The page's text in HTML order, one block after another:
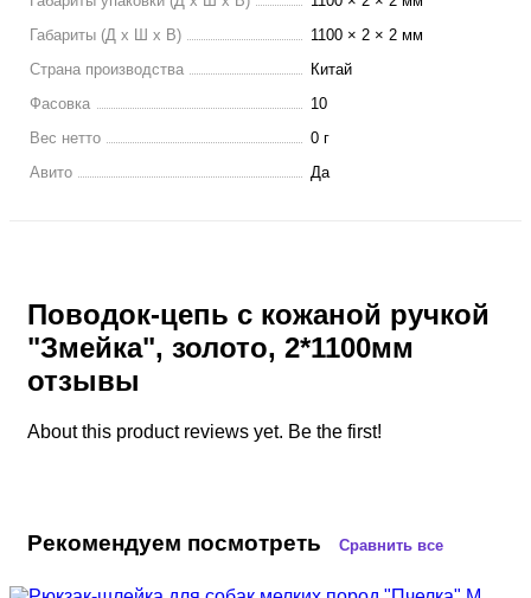
Габариты (Д х Ш х В)
1100 × 2 × 2 мм
Страна производства
Китай
Фасовка
10
Вес нетто
0 г
Авито
Да
Поводок-цепь с кожаной ручкой
"Змейка", золото, 2*1100мм
отзывы
About this product reviews yet. Be the first!
Рекомендуем посмотреть Сравнить все